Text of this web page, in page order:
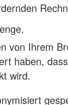
von Ihrem
haben,
wird.